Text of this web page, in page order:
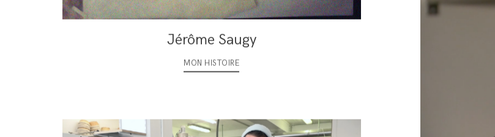
Jérôme Saugy
MON HISTOIRE